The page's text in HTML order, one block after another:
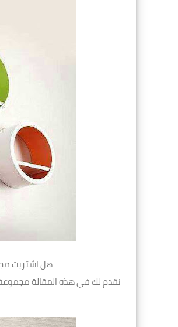
هل اشتريت
نقدم لك في هذه المقالة مجموعة